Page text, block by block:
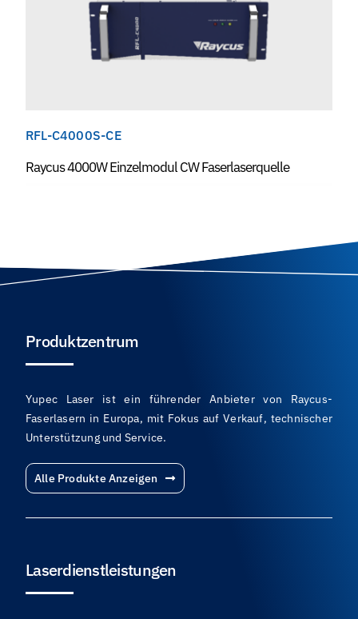
RFL-C4000S-CE
Raycus 4000W Einzelmodul CW Faserlaserquelle
Produktzentrum
Yupec Laser ist ein führender Anbieter von Raycus-
Faserlasern in Europa, mit Fokus auf Verkauf, technischer
Unterstützung und Service.
Alle Produkte Anzeigen
Laserdienstleistungen